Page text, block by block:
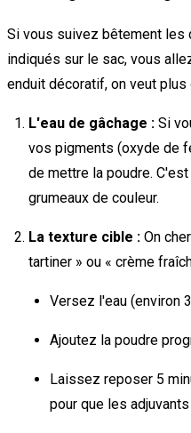
Si vous suivez bêtement les
indiqués sur le sac, vous
enduit décoratif, on veut plus
L'eau de gâchage : Si
vos pigments (oxyde de
de mettre la poudre.
grumeaux de couleur.
La texture cible : On
tartiner » ou « crème
Versez l'eau (environ
Ajoutez la poudre
Laissez reposer 5
pour que les